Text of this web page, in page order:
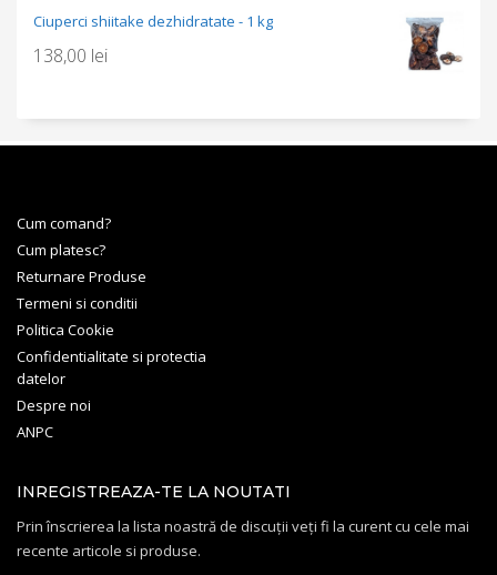
Ciuperci shiitake dezhidratate - 1 kg
138,00 lei
Cum comand?
Cum platesc?
Returnare Produse
Termeni si conditii
Politica Cookie
Confidentialitate si protectia
datelor
Despre noi
ANPC
INREGISTREAZA-TE LA NOUTATI
Prin înscrierea la lista noastră de discuții veți fi la curent cu cele mai
recente articole si produse.